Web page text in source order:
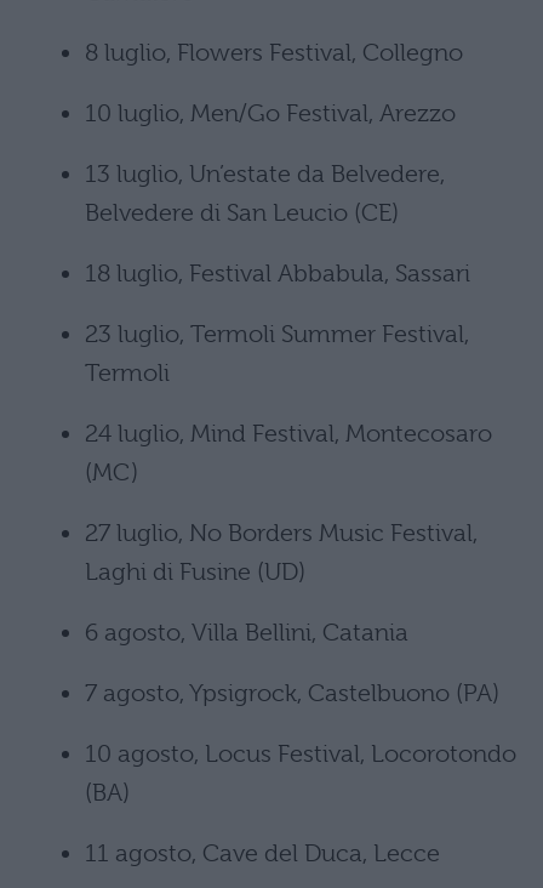
8 luglio, Flowers Festival, Collegno
10 luglio, Men/Go Festival, Arezzo
13 luglio, Un’estate da Belvedere,
Belvedere di San Leucio (CE)
18 luglio, Festival Abbabula, Sassari
23 luglio, Termoli Summer Festival,
Termoli
24 luglio, Mind Festival, Montecosaro
(MC)
27 luglio, No Borders Music Festival,
Laghi di Fusine (UD)
6 agosto, Villa Bellini, Catania
7 agosto, Ypsigrock, Castelbuono (PA)
10 agosto, Locus Festival, Locorotondo
(BA)
11 agosto, Cave del Duca, Lecce